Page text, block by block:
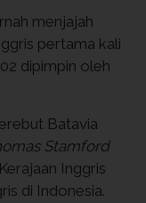
menjajah
pertama kali
dipimpin oleh
Batavia
Stamford
Inggris
di Indonesia.